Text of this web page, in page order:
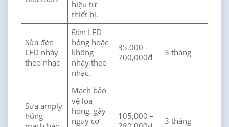
hiệu từ
thiết bị.
Sửa đèn
LED nháy
theo nhạc
Đèn LED
hỏng hoặc
không
nháy theo
nhạc.
35,000 –
700,000đ
3 tháng
Sửa amply
hỏng
Mạch bảo
vệ loa
hỏng, gây
nguy cơ
105,000 –
3 tháng